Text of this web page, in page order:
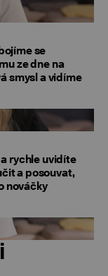
se
ze dne na
smysl a vidíme
rychle uvidíte
a posouvat,
nováčky